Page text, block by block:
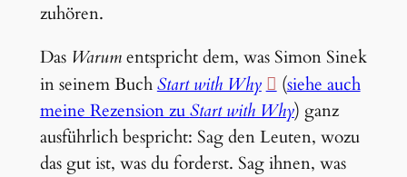
zuhören.
Das Warumentspricht dem, was Simon Sinek
in seinem BuchStart with Why (siehe auch
meine Rezension zuStart with Why) ganz
ausführlich bespricht: Sag den Leuten, wozu
das gut ist, was du forderst. Sag ihnen, was